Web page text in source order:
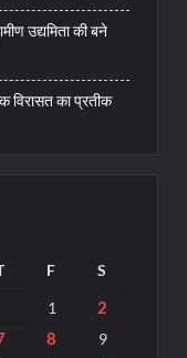
उद्यमिता की बने
विरासत का प्रतीक
F
S
1
2
8 9